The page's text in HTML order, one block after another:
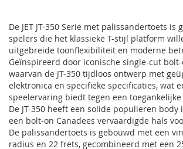
De JET JT-350 Serie met palissandertoets is
spelers die het klassieke T-stijl platform
uitgebreide toonflexibiliteit en moderne
Geïnspireerd door iconische single-cut
waarvan de JT-350 tijdloos ontwerp met
elektronica en specifieke specificaties, wat
speelervaring biedt tegen een
De JT-350 heeft een solide populieren
een bolt-on Canadees vervaardigde hals
De palissandertoets is gebouwd met een
radius en 22 frets, gecombineerd met een